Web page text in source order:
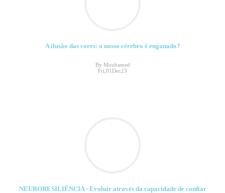
A ilusão das cores: o nosso cérebro é enganado?
By Mouhamed
Fri,01Dec23
NEURORESILIÊNCIA - Evoluir através da capacidade de confiar